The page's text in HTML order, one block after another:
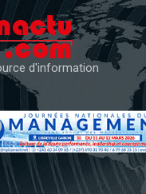
d'information